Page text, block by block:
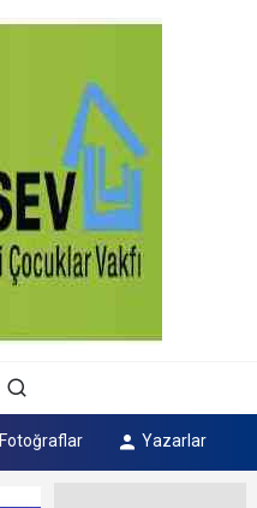
Fotoğraflar Yazarlar